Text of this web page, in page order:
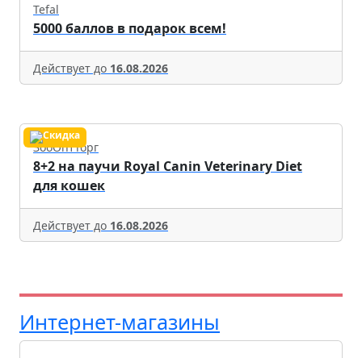
Tefal
5000 баллов в подарок всем!
Действует до 16.08.2026
ЗооОптТорг
8+2 на паучи Royal Canin Veterinary Diet
для кошек
Действует до 16.08.2026
Интернет-магазины